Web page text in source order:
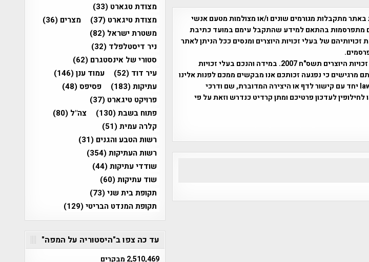
מתקבלות מגורמים שונים ו/או מצולמות מטעם אנשי
מתפרסמות בהתאם למידע שהתקבל עימם במועד כתיבת
של בעלי זכויות היוצרים ומנסים ככל הניתן לאתר
השימוש נעשה על פי עדכון 5 לסעיף 27א לחוק זכויות היוצרים תשס"ח 2007. במידה והנכם בעלי זכויות
מרגישים כי נפגעה זכותכם אנו מבקשים ממכם לפנות אלינו
באמצעות דואר אלקטרוני law27a at mapah.co.il יחד עם קישור לדף או היצירה המדוברת, שם ודרכי
לעדכון פרטיכם ומתן קרדיט כנדרש וזאת על פי
מצודת טגארט (33)
מצודת טיגארט (37) מצרים (36)
משטרת ישראל (82)
ניר דיסטלפלד (32)
סטורי של אינסטגרם (62)
עיר דוד (52) עמוד ענן(146)
עתיקות(183) פסיפס(48)
פרויקט טיגארט (37)
פתוח בשבת(130) צה"ל (80)
קלרה עמית(51)
רשות הטבע והגנים (31)
רשות העתיקות(354)
שודדי עתיקות(44)
שוד עתיקות(60)
תקופת בית שני(73)
תקופת המנדט הבריטי(129)
עד כה צפו ב"היסטוריה על המפה"
2,510,469 מבקרים